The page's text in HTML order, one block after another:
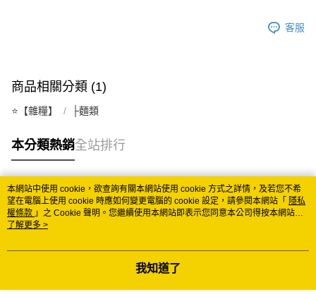
免運費
客服
商品相關分類 (1)
⭐️【雜糧】 ├麵類
本分類熱銷全站排行
熱門標籤
本網站中使用 cookie，欲查詢有關本網站使用 cookie 方式之詳情，及若您不希
望在電腦上使用 cookie 時應如何變更電腦的 cookie 設定，請參閱本網站「 隱私
權條款 」之 Cookie 聲明。您繼續使用本網站即表示您同意本公司得按本網站使
用條款之 Cookie 聲明使用 cookie。
了解更多 >
我知道了